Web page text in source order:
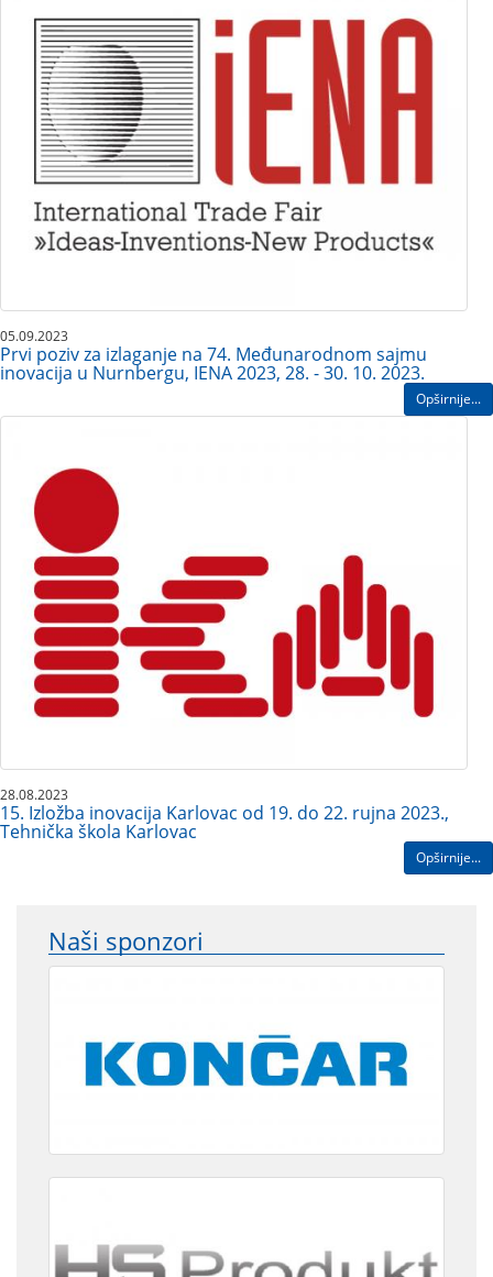
05.09.2023
Prvi poziv za izlaganje na 74. Međunarodnom sajmu
inovacija u Nurnbergu, IENA 2023, 28. - 30. 10. 2023.
Opširnije...
28.08.2023
15. Izložba inovacija Karlovac od 19. do 22. rujna 2023.,
Tehnička škola Karlovac
Opširnije...
Naši sponzori